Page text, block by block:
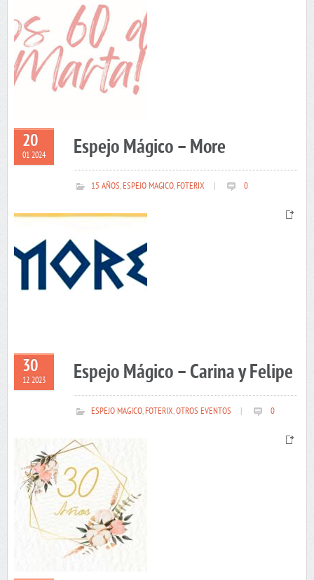
20
01 2024 Espejo Mágico – More
15 AÑOS,ESPEJO MAGICO,FOTERIX 0
30
12 2023 Espejo Mágico – Carina y Felipe
ESPEJO MAGICO,FOTERIX,OTROS EVENTOS 0